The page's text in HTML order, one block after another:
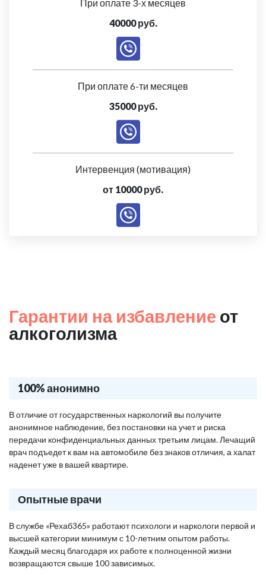
При оплате 3-х месяцев
40000 руб.
При оплате 6-ти месяцев
35000 руб.
Интервенция (мотивация)
от 10000 руб.
Гарантии на избавление от
алкоголизма
100% анонимно
В отличие от государственных наркологий вы получите
анонимное наблюдение, без постановки на учет и риска
передачи конфиденциальных данных третьим лицам. Лечащий
врач подъедет к вам на автомобиле без знаков отличия, а халат
наденет уже в вашей квартире.
Опытные врачи
В службе «Рехаб365» работают психологи и наркологи первой и
высшей категории минимум с 10-летним опытом работы.
Каждый месяц благодаря их работе к полноценной жизни
возвращаются свыше 100 зависимых.